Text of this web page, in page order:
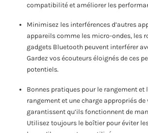
compatibilité et améliorer les
Minimisez les interférences d’autres
appareils comme les micro-ondes, les
gadgets Bluetooth peuvent interférer
Gardez vos écouteurs éloignés de ces
potentiels.
Bonnes pratiques pour le rangement et
rangement et une charge appropriés de
garantissent qu’ils fonctionnent de
Utilisez toujours le boîtier pour éviter